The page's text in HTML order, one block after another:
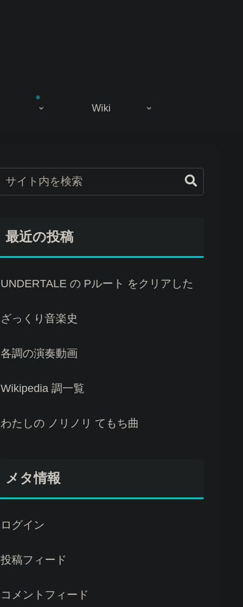
Wiki
最近の投稿
UNDERTALE の Pルート をクリアした
ざっくり音楽史
各調の演奏動画
Wikipedia 調一覧
わたしの ノリノリ てもち曲
メタ情報
ログイン
投稿フィード
コメントフィード